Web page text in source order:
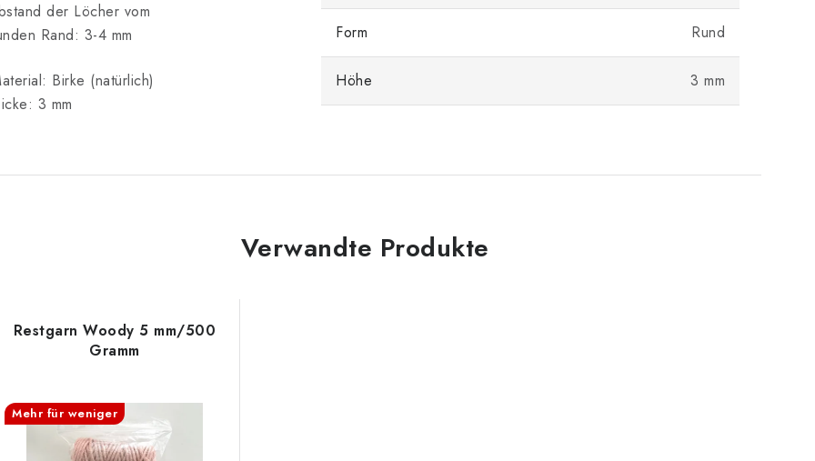
der Löcher vom
Rand: 3-4 mm
Birke (natürlich)
3 mm
Form Rund
Höhe 3 mm
Verwandte Produkte
Restgarn Woody 5 mm/500
Gramm
Mehr für weniger